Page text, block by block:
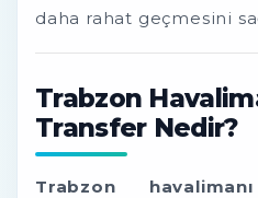
daha rahat geçmesini
Trabzon
Transfer Nedir?
Trabzon